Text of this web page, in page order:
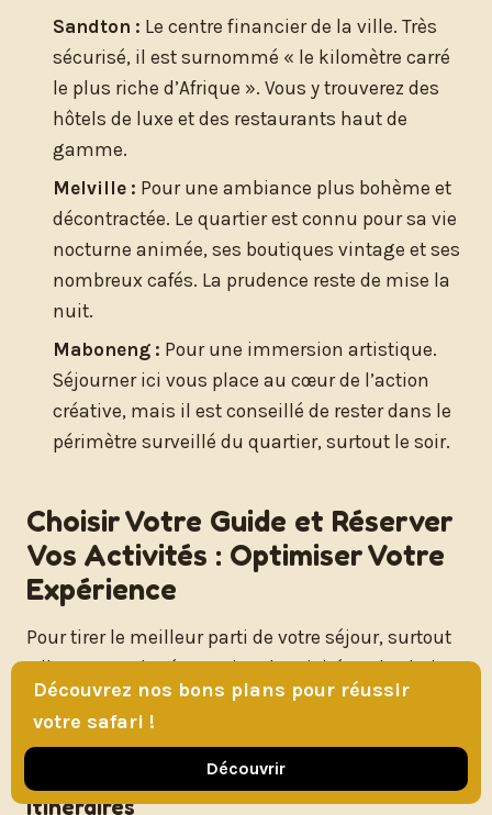
Sandton : Le centre financier de la ville. Très
sécurisé, il est surnommé « le kilomètre carré
le plus riche d’Afrique ». Vous y trouverez des
hôtels de luxe et des restaurants haut de
gamme.
Melville : Pour une ambiance plus bohème et
décontractée. Le quartier est connu pour sa vie
nocturne animée, ses boutiques vintage et ses
nombreux cafés. La prudence reste de mise la
nuit.
Maboneng : Pour une immersion artistique.
Séjourner ici vous place au cœur de l’action
créative, mais il est conseillé de rester dans le
périmètre surveillé du quartier, surtout le soir.
Choisir Votre Guide et Réserver
Vos Activités : Optimiser Votre
Expérience
Pour tirer le meilleur parti de votre séjour, surtout
s’il est court, la réservation d’activités et le choix
d’un bon guide peuvent faire toute la différence.
GetYourGuide et Autres Plateformes :
Avantages et Personnalisation des
Itinéraires
Découvrez nos bons plans pour réussir
votre safari !
Découvrir